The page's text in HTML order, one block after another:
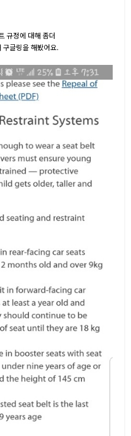
규정에 대해 좀더
구글링을 해봤어요.